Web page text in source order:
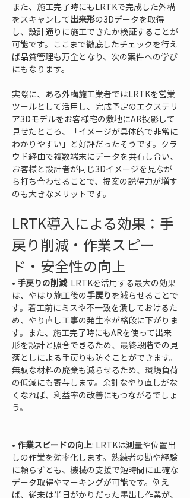
また、施工完了時にもLRTKで完成した外構
をスキャンして 出来形の3Dデータを取得
し、設計通りに施工できたか検証することが
可能です。ここまで徹底したチェックを行え
ば品質管理も万全となり、次の案件への学び
にもなります。
実際に、ある外構施工業者ではLRTKを営業
ツールとして活用し、完成予定のエクステリ
ア3Dモデルをお客様宅の敷地にAR投影して
見せたところ、「イメージが具体的で非常に
わかりやすい」と好評だったそうです。クラ
ウド経由で複数端末にデータを共有し合い、
お客様と設計者が同じ3Dイメージを見なが
ら打ち合わせることで、提案の説得力が増す
のも大きなメリットです。
LRTK導入による効果：手
戻り削減・作業スピー
ド・安全性の向上
• 手戻りの削減: LRTKを活用する最大の効果
は、やはり施工後の手戻りを減らせることで
す。着工前にミスや不一致を潰しておけるた
め、やり直し工事の発生率が格段に下がりま
す。また、施工完了時にもARを使って出来
形を設計と照合できるため、最終段階での見
落としによる手戻りも防ぐことができます。
無駄な材料の廃棄も減らせるため、環境負荷
の低減にも寄与します。余計なやり直しがな
くなれば、利益率の改善にもつながるでしょ
う。
• 作業スピードの向上: LRTKは測量や位置出
しの作業を効率化します。熟練者の勘や経験
に頼らずとも、機械の支援で短時間に正確な
データ取得やマーキングが可能です。例え
ば、従来は半日がかりだった墨出し作業が、